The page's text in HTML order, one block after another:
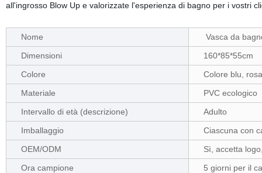
all'ingrosso Blow Up e valorizzate l'esperienza di bagno per i vostri
Nome
Vasca da
Dimensioni
160*85*55cm
Colore
Colore blu,
Materiale
PVC ecologico
Intervallo di età (descrizione)
Adulto
Imballaggio
Ciascuna con
OEM/ODM
Sì, accetta
Ora campione
5 giorni per il